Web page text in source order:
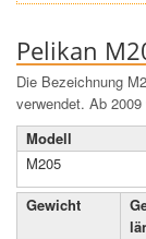
Pelikan
Die Bezeichnung
verwendet. Ab
Modell
M205
Gewicht